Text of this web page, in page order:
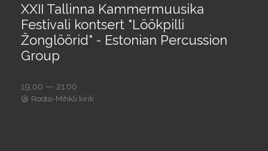
XXII Tallinna Kammermuusika
Festivali kontsert "Löökpilli
Žonglöörid" - Estonian Percussion
Group
19:00 — 21:00
@ Rootsi-Mihkli kirik